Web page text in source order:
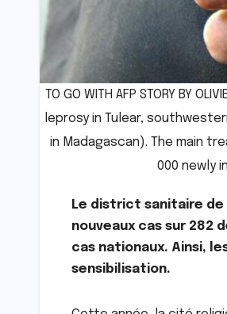
TO GO WITH AFP STORY BY
leprosy in Tulear,
in Madagascan). The main
000 newly
Le district sanitaire
nouveaux cas sur 282
cas nationaux. Ainsi,
sensibilisation.